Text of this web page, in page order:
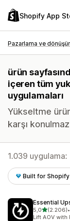
Shopify App
Pazarlama ve
ürün
içeren tüm
uygulamaları
Yükseltme
karşı
1.039 uygulama:
Built for Shopify
Essential
5,05 yıldız
(2.206)
toplam 2206 •
Lift AOV with